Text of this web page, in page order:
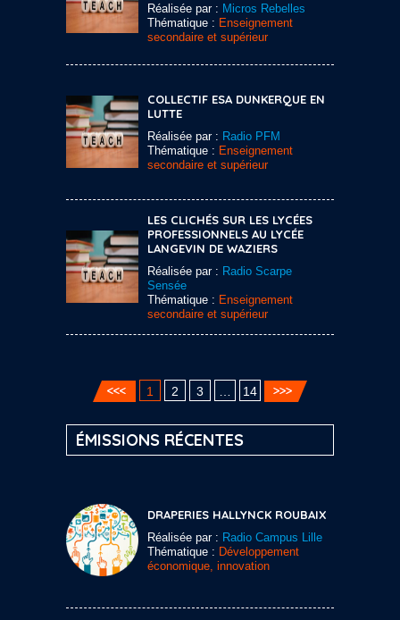
Réalisée par : Micros Rebelles
Thématique : Enseignement
secondaire et supérieur
COLLECTIF ESA DUNKERQUE EN
LUTTE
Réalisée par : Radio PFM
Thématique : Enseignement
secondaire et supérieur
LES CLICHÉS SUR LES LYCÉES
PROFESSIONNELS AU LYCÉE
LANGEVIN DE WAZIERS
Réalisée par : Radio Scarpe
Sensée
Thématique : Enseignement
secondaire et supérieur
1 2 3 14
ÉMISSIONS RÉCENTES
DRAPERIES HALLYNCK ROUBAIX
Réalisée par : Radio Campus Lille
Thématique : Développement
économique, innovation